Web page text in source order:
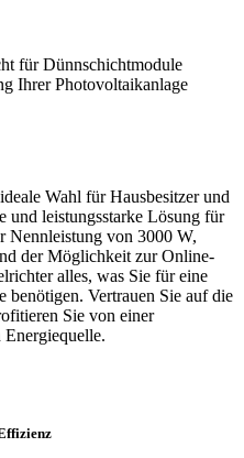
für Dünnschichtmodule
Ihrer Photovoltaikanlage
Wahl für Hausbesitzer und
und leistungsstarke Lösung für
Nennleistung von 3000 W,
der Möglichkeit zur Online-
alles, was Sie für eine
benötigen. Vertrauen Sie auf die
Sie von einer